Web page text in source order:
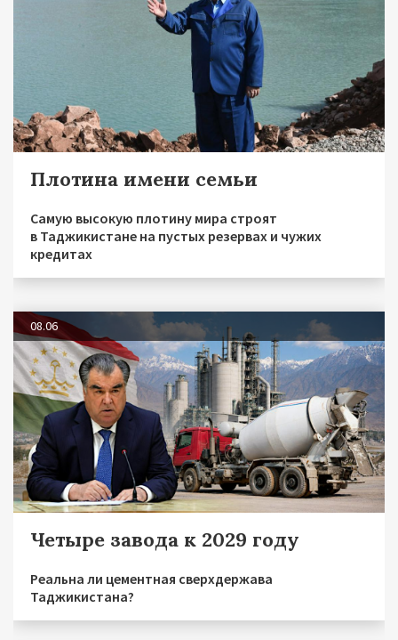
Плотина имени семьи
Самую высокую плотину мира строят
в Таджикистане на пустых резервах и чужих
кредитах
08.06
Четыре завода к 2029 году
Реальна ли цементная сверхдержава
Таджикистана?